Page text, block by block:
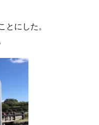
にした。